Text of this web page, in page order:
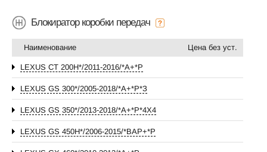
Блокиратор коробки передач
Наименование Цена без уст.
LEXUS CT 200H*/2011-2016/*А+*P
LEXUS GS 300*/2005-2018/*А+*P*З
LEXUS GS 350*/2013-2018/*А+*P*4Х4
LEXUS GS 450H*/2006-2015/*ВАР+*P